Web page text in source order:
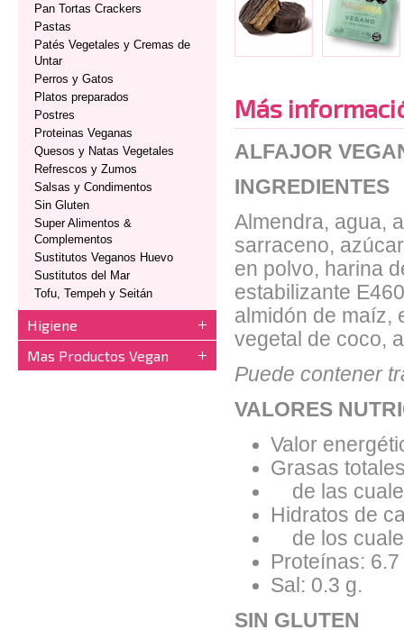
Pan Tortas Crackers
Pastas
Patés Vegetales y Cremas de
Untar
Perros y Gatos
Platos preparados
Postres
Proteinas Veganas
Quesos y Natas Vegetales
Refrescos y Zumos
Salsas y Condimentos
Sin Gluten
Super Alimentos &
Complementos
Sustitutos Veganos Huevo
Sustitutos del Mar
Tofu, Tempeh y Seitán
Higiene
Mas Productos Vegan
Más
ALFAJOR
INGREDIENTES
Almendra, agua,
sarraceno,
en polvo, harina
estabilizante
almidón de maíz,
vegetal de coco,
Puede contener
VALORES
Valor
Grasas
de las
Hidratos de
de los
Proteínas: 6.7
Sal: 0.3 g.
SIN GLUTEN